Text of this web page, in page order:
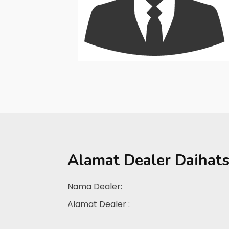
Alamat Dealer
Nama Dealer:
Alamat Dealer :